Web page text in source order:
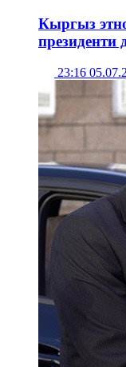
Кыргыз
23:16